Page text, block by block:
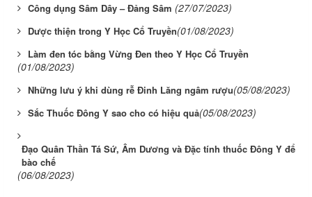
Công dụng Sâm Dây – Đảng Sâm (27/07/2023)
Dược thiện trong Y Học Cổ Truyền(01/08/2023)
Làm đen tóc bằng Vừng Đen theo Y Học Cổ Truyền
(01/08/2023)
Những lưu ý khi dùng rễ Đinh Lăng ngâm rượu(05/08/2023)
Sắc Thuốc Đông Y sao cho có hiệu quả(05/08/2023)
Đạo Quân Thần Tá Sứ, Âm Dương và Đặc tính thuốc Đông Y để
bào chế
(06/08/2023)